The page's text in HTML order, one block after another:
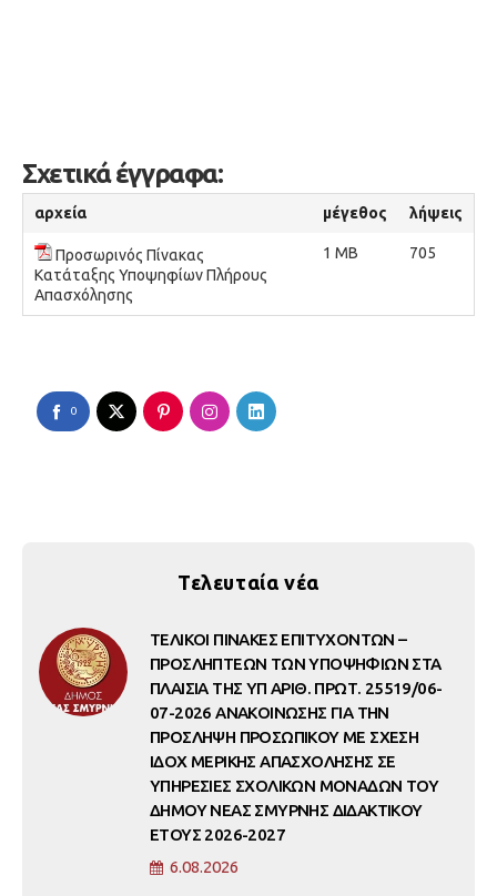
Σχετικά έγγραφα:
αρχεία μέγεθος λήψεις
Προσωρινός Πίνακας
Κατάταξης Υποψηφίων Πλήρους
Απασχόλησης
1 MB 705
0
Τελευταία νέα
ΤΕΛΙΚΟΙ ΠΙΝΑΚΕΣ ΕΠΙΤΥΧΟΝΤΩΝ –
ΠΡΟΣΛΗΠΤΕΩΝ ΤΩΝ ΥΠΟΨΗΦΙΩΝ ΣΤΑ
ΠΛΑΙΣΙΑ ΤΗΣ ΥΠ ΑΡΙΘ. ΠΡΩΤ. 25519/06-
07-2026 ΑΝΑΚΟΙΝΩΣΗΣ ΓΙΑ ΤΗΝ
ΠΡΟΣΛΗΨΗ ΠΡΟΣΩΠΙΚΟΥ ΜΕ ΣΧΕΣΗ
ΙΔΟΧ ΜΕΡΙΚΗΣ ΑΠΑΣΧΟΛΗΣΗΣ ΣΕ
ΥΠΗΡΕΣΙΕΣ ΣΧΟΛΙΚΩΝ ΜΟΝΑΔΩΝ ΤΟΥ
ΔΗΜΟΥ ΝΕΑΣ ΣΜΥΡΝΗΣ ΔΙΔΑΚΤΙΚΟΥ
ΕΤΟΥΣ 2026-2027
6.08.2026